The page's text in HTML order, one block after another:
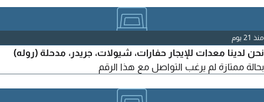
منذ 21 يوم
نحن لدينا معدات للإيجار حفارات، شيولات، جريدر، مدحلة (روله)
بحالة ممتازة لم يرغب التواصل مع هذا الرقم